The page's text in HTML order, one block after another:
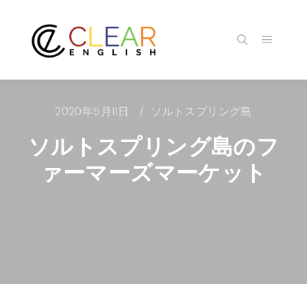
2020年5月11日 ソルトスプリング島
ソルトスプリング島のフ
ァーマーズマーケット